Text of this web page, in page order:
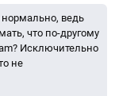
нормально, ведь
что по-другому
Исключительно
не